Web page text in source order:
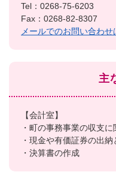
Tel：0268-75-6203
Fax：0268-82-8307
メールでのお問い合わせ
主
【会計室】
・町の事務事業の収支
・現金や有価証券の出納
・決算書の作成